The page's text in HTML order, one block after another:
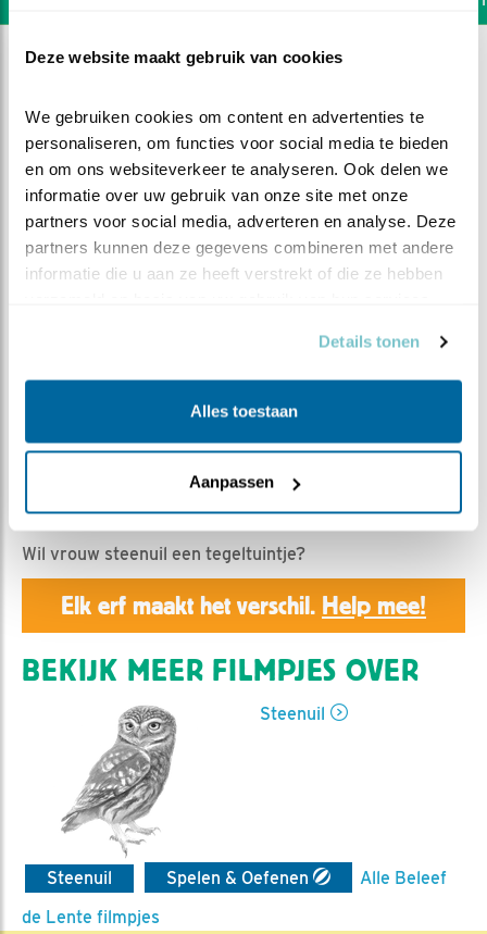
Deze website maakt gebruik van cookies
We gebruiken cookies om content en advertenties te
personaliseren, om functies voor social media te bieden
en om ons websiteverkeer te analyseren. Ook delen we
informatie over uw gebruik van onze site met onze
partners voor social media, adverteren en analyse. Deze
partners kunnen deze gegevens combineren met andere
informatie die u aan ze heeft verstrekt of die ze hebben
Details tonen
Alles toestaan
Aanpassen
Weg met dat groen
Geert | Geplaatst op 13 juni 2021, 11:19 |
Bewaar dit filmpje|
625x
Wil vrouw steenuil een tegeltuintje?
Elk erf maakt het verschil. Help mee!
BEKIJK MEER FILMPJES OVER
Steenuil
Steenuil Spelen & Oefenen
Alle Beleef
de Lente filmpjes